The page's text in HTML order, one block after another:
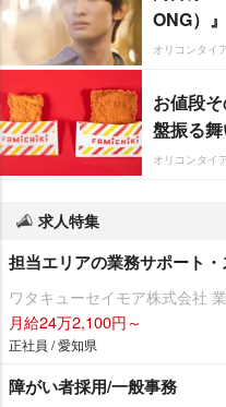
ONG）』
オリコンタイ
お値段
盤振る
オリコンタイ
求人特集
担当エリアの業務サポート
ワタキューセイモア株式会社
月給24万2,100円～
正社員 / 愛知県
障がい者採用/一般事務